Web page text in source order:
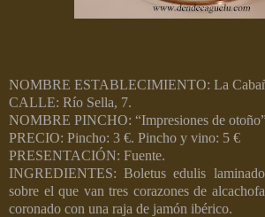
NOMBRE ESTABLECIMIENTO: La
CALLE: Río Sella, 7.
NOMBRE PINCHO: “Impresiones de
PRECIO: Pincho: 3 €. Pincho y vino: 5 €
PRESENTACIÓN: Fuente.
INGREDIENTES: Boletus edulis
sobre el que van tres corazones de
coronado con una raja de jamón ibérico.